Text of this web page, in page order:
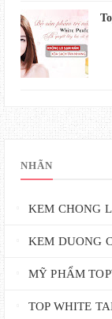
NHÃN
KEM CHONG
KEM DUONG
MỸ PHẨM
TOP WHITE